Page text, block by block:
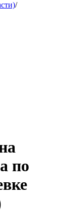
/
по